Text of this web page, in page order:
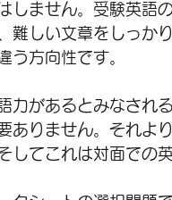
しません。受験英語
難しい文章をしっか
う方向性です。
力があるとみなさ
ありません。それよ
してこれは対面での